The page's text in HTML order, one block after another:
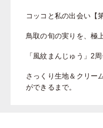
コッコと私の出会い【
鳥取の旬の実りを、極
「風紋まんじゅう」2
さっくり生地＆クリー
ができるまで。